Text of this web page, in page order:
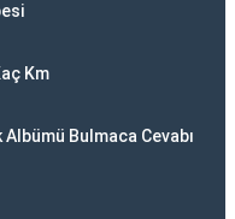
Km
Bulmaca Cevabı